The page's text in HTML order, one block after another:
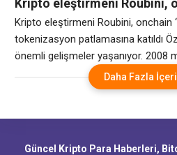
Kripto eleştirmeni Roubini,
‘Technodollar’ ile
katıldı
Kripto eleştirmeni Roubini, onchain
tokenizasyon patlamasına katıldı
önemli gelişmeler yaşanıyor. 2008
“Dr. Doom” olarak bilinen ve daha
eleştirmenlerinden biri haline gelen
bir duyuruya göre Roubini, Atlas
Daha Fazla
Güncel Kripto Para Haberleri,